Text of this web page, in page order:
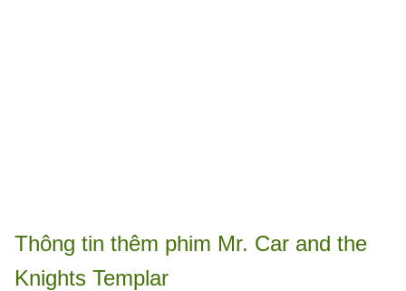
Thông tin thêm phim Mr. Car and the
Knights Templar